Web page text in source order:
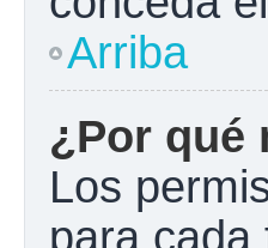
Arriba
¿Por qué
Los
para cada